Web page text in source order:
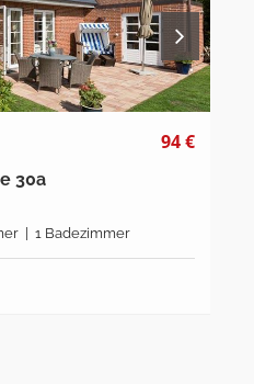
94 €
30a
| 1 Badezimmer